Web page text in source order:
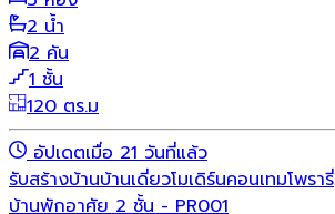
2 น้ำ
2 คัน
1 ชั้น
120 ตร.ม
อัปเดตเมื่อ 21 วันที่แล้ว
รับสร้างบ้านบ้านเดี่ยวโมเดิร์นคอนเทมโพรารี่
บ้านพักอาศัย 2 ชั้น - PR001